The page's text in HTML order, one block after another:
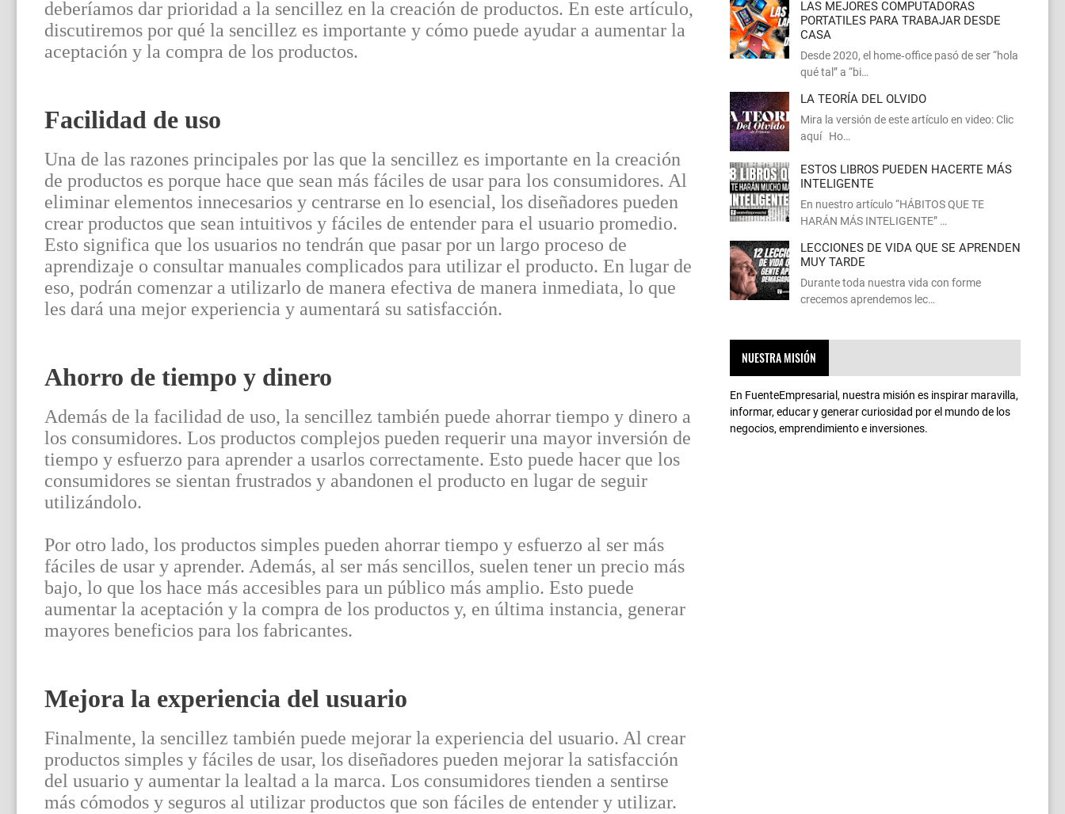
deberíamos dar prioridad a la sencillez en la creación de productos. En este artículo,
discutiremos por qué la sencillez es importante y cómo puede ayudar a aumentar la
aceptación y la compra de los productos.
Facilidad de uso
Una de las razones principales por las que la sencillez es importante en la creación
de productos es porque hace que sean más fáciles de usar para los consumidores. Al
eliminar elementos innecesarios y centrarse en lo esencial, los diseñadores pueden
crear productos que sean intuitivos y fáciles de entender para el usuario promedio.
Esto significa que los usuarios no tendrán que pasar por un largo proceso de
aprendizaje o consultar manuales complicados para utilizar el producto. En lugar de
eso, podrán comenzar a utilizarlo de manera efectiva de manera inmediata, lo que
les dará una mejor experiencia y aumentará su satisfacción.
Ahorro de tiempo y dinero
Además de la facilidad de uso, la sencillez también puede ahorrar tiempo y dinero a
los consumidores. Los productos complejos pueden requerir una mayor inversión de
tiempo y esfuerzo para aprender a usarlos correctamente. Esto puede hacer que los
consumidores se sientan frustrados y abandonen el producto en lugar de seguir
utilizándolo.
Por otro lado, los productos simples pueden ahorrar tiempo y esfuerzo al ser más
fáciles de usar y aprender. Además, al ser más sencillos, suelen tener un precio más
bajo, lo que los hace más accesibles para un público más amplio. Esto puede
aumentar la aceptación y la compra de los productos y, en última instancia, generar
mayores beneficios para los fabricantes.
Mejora la experiencia del usuario
Finalmente, la sencillez también puede mejorar la experiencia del usuario. Al crear
productos simples y fáciles de usar, los diseñadores pueden mejorar la satisfacción
del usuario y aumentar la lealtad a la marca. Los consumidores tienden a sentirse
más cómodos y seguros al utilizar productos que son fáciles de entender y utilizar.
LAS MEJORES COMPUTADORAS
PORTATILES PARA TRABAJAR DESDE
CASA
Desde 2020, el home‑office pasó de ser “hola
qué tal” a “bi…
LA TEORÍA DEL OLVIDO
Mira la versión de este artículo en video: Clic
aquí Ho…
ESTOS LIBROS PUEDEN HACERTE MÁS
INTELIGENTE
En nuestro artículo “HÁBITOS QUE TE
HARÁN MÁS INTELIGENTE” …
LECCIONES DE VIDA QUE SE APRENDEN
MUY TARDE
Durante toda nuestra vida con forme
crecemos aprendemos lec…
NUESTRA MISIÓN
En FuenteEmpresarial, nuestra misión es inspirar maravilla,
informar, educar y generar curiosidad por el mundo de los
negocios, emprendimiento e inversiones.